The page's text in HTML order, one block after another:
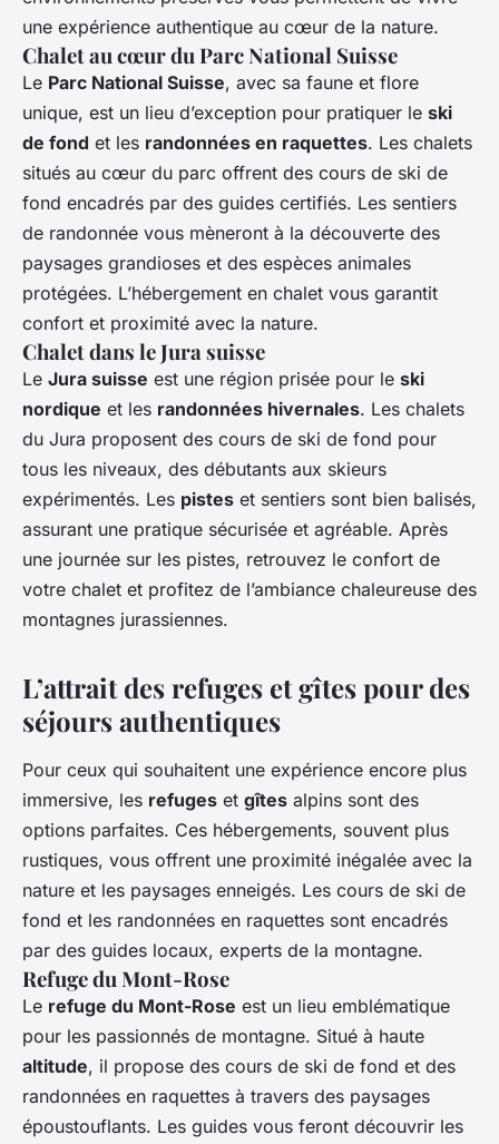
une expérience authentique au cœur de la nature.
Chalet au cœur du Parc National Suisse
Le Parc National Suisse, avec sa faune et flore
unique, est un lieu d’exception pour pratiquer le ski
de fond et les randonnées en raquettes. Les chalets
situés au cœur du parc offrent des cours de ski de
fond encadrés par des guides certifiés. Les sentiers
de randonnée vous mèneront à la découverte des
paysages grandioses et des espèces animales
protégées. L’hébergement en chalet vous garantit
confort et proximité avec la nature.
Chalet dans le Jura suisse
Le Jura suisse est une région prisée pour le ski
nordique et les randonnées hivernales. Les chalets
du Jura proposent des cours de ski de fond pour
tous les niveaux, des débutants aux skieurs
expérimentés. Les pistes et sentiers sont bien balisés,
assurant une pratique sécurisée et agréable. Après
une journée sur les pistes, retrouvez le confort de
votre chalet et profitez de l’ambiance chaleureuse des
montagnes jurassiennes.
L’attrait des refuges et gîtes pour des
séjours authentiques
Pour ceux qui souhaitent une expérience encore plus
immersive, les refuges et gîtes alpins sont des
options parfaites. Ces hébergements, souvent plus
rustiques, vous offrent une proximité inégalée avec la
nature et les paysages enneigés. Les cours de ski de
fond et les randonnées en raquettes sont encadrés
par des guides locaux, experts de la montagne.
Refuge du Mont-Rose
Le refuge du Mont-Rose est un lieu emblématique
pour les passionnés de montagne. Situé à haute
altitude, il propose des cours de ski de fond et des
randonnées en raquettes à travers des paysages
époustouflants. Les guides vous feront découvrir les